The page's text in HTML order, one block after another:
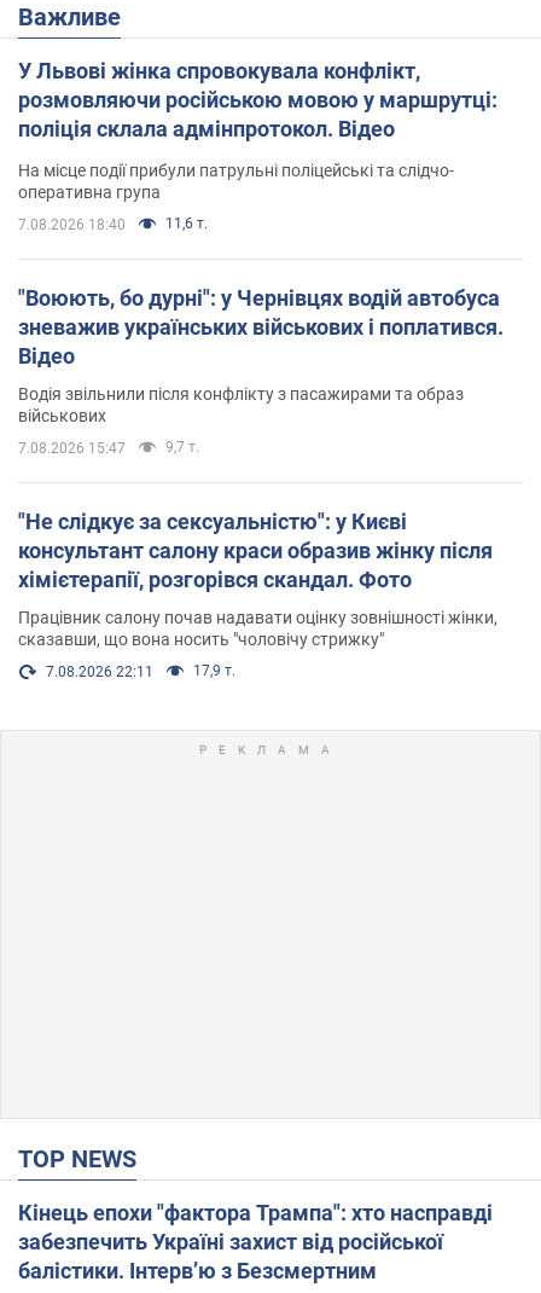
Важливе
У Львові жінка спровокувала конфлікт,
розмовляючи російською мовою у маршрутці:
поліція склала адмінпротокол. Відео
На місце події прибули патрульні поліцейські та слідчо-
оперативна група
7.08.2026 18:40 11,6 т.
"Воюють, бо дурні": у Чернівцях водій автобуса
зневажив українських військових і поплатився.
Відео
Водія звільнили після конфлікту з пасажирами та образ
військових
7.08.2026 15:47 9,7 т.
"Не слідкує за сексуальністю": у Києві
консультант салону краси образив жінку після
хімієтерапії, розгорівся скандал. Фото
Працівник салону почав надавати оцінку зовнішності жінки,
сказавши, що вона носить "чоловічу стрижку"
7.08.2026 22:11 17,9 т.
TOP NEWS
Кінець епохи "фактора Трампа": хто насправді
забезпечить Україні захист від російської
балістики. Інтерв’ю з Безсмертним